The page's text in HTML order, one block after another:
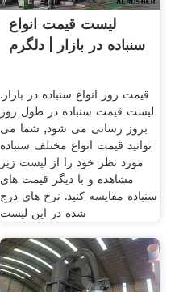
لیست قیمت انواع
سنباده در بازار | دلگرم
قیمت روز انواع سنباده در بازار.
لیست قیمت سنباده در طول روز
بروز رسانی می شود, شما می
توانید قیمت انواع مختلف سنباده
مورد نظر خود را از لیست زیر
مشاهده و با دیگر قیمت های
سنباده مقایسه کنید. نرخ های درج
شده در این لیست